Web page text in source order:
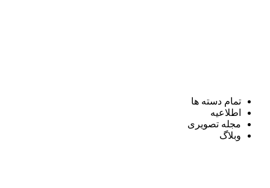
تمام دسته ها
اطلاعیه
مجله تصویری
وبلاگ